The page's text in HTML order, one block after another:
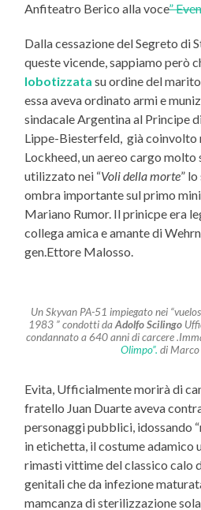
Anfiteatro Berico alla voce”
Dalla cessazione del Segreto di
queste vicende, sappiamo però
lobotizzata su ordine del
essa aveva ordinato armi e
sindacale Argentina al Principe
Lippe-Biesterfeld, già coinvolto
Lockheed, un aereo cargo molto
utilizzato nei “Voli della morte”
ombra importante sul primo
Mariano Rumor. Il prinicpe era
collega amica e amante di
gen.Ettore Malosso.
Un Skyvan PA-51 impiegato nei
1983 ” condotti daAdolfo Scilingo
condannato a 640 anni di carcere
Olimpo”. di Marco
Evita, Ufficialmente morirà di
fratello Juan Duarte aveva
personaggi pubblici, idossando
in etichetta, il costume adamico
rimasti vittime del classico calo
genitali che da infezione
mamcanza di sterilizzazione